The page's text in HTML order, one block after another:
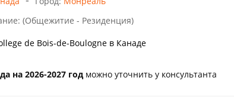
(Общежитие - Резиденция)
de Bois-de-Boulogne в Канаде
на 2026-2027 год можно уточнить у консультанта